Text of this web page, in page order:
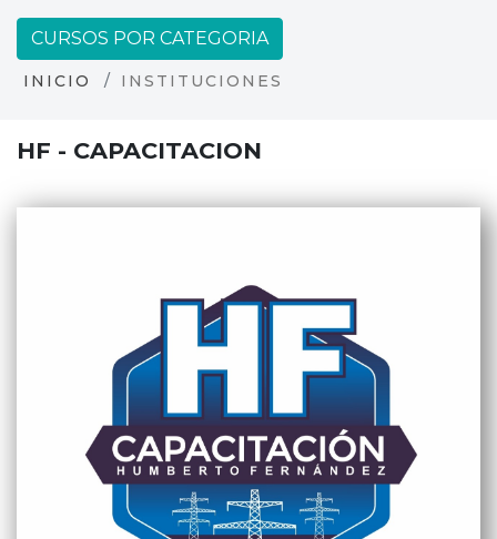
CURSOS POR CATEGORIA
INICIO INSTITUCIONES
HF - CAPACITACION